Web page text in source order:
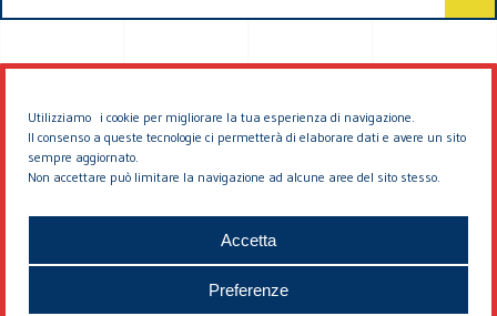
Utilizziamo i cookie per migliorare la tua esperienza di navigazione.
Il consenso a queste tecnologie ci permetterà di elaborare dati e avere un sito
sempre aggiornato.
Non accettare può limitare la navigazione ad alcune aree del sito stesso.
Accetta
Preferenze
© 2026 EDDYBURG